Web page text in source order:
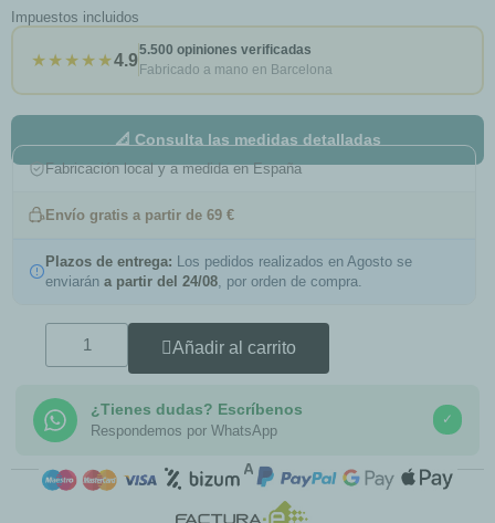
Impuestos incluidos
★★★★★4.9
5.500 opiniones verificadas
Fabricado a mano en Barcelona
📐 Consulta las medidas detalladas
Fabricación local y a medida en España
Envío gratis a partir de 69 €
Plazos de entrega: Los pedidos realizados en Agosto se
enviarán a partir del 24/08 , por orden de compra.
Añadir al carrito
¿Tienes dudas? Escríbenos
Respondemos por WhatsApp
✓
COMPRA SEGURA